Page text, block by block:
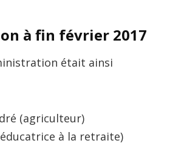
à fin février 2017
était ainsi
(agriculteur)
à la retraite)